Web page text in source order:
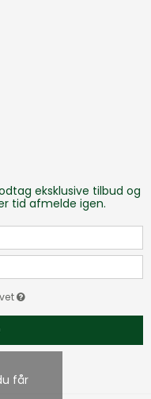
får
eksklusive tilbud og
tid afmelde igen.